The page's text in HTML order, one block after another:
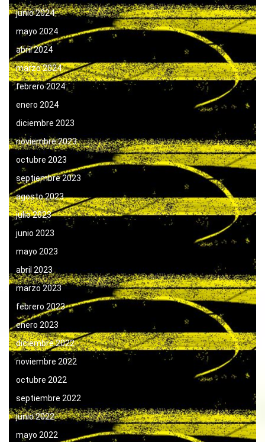
junio 2024
mayo 2024
abril 2024
marzo 2024
febrero 2024
enero 2024
diciembre 2023
noviembre 2023
octubre 2023
septiembre 2023
agosto 2023
julio 2023
junio 2023
mayo 2023
abril 2023
marzo 2023
febrero 2023
enero 2023
diciembre 2022
noviembre 2022
octubre 2022
septiembre 2022
junio 2022
mayo 2022